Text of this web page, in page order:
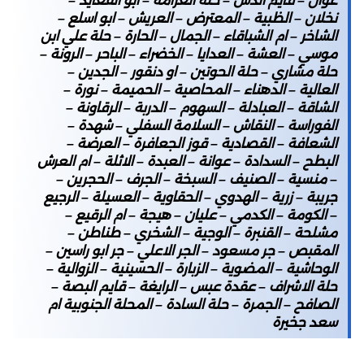
نخلان – الظبية – المعترض – العريش – ابو اسلع –
الشاخر – ام الشباقاء – الجمال – الحارة – حلة علي ابن
موسي – العشة – العدايا – الخضراء – الباحر – الرونة –
حلة مشاري – حلة الحوتين – او دنقور – الجدين –
العالية – الدهناء – المحاصية – الحميمة – نورة –
الشاقة – العبادلة – السهوم – الدربة – الرقاونة –
الفوراسة – النقاش – السلامة السفلي – شهدة –
الشعافة – القصادية – قوز الجعافرة – العرضة –
البطح – السدادة – عوانة – العبدة – الاثلة – ام العرش
– منسية – الصنيف – السبخة – الجرف – الحجرين –
جريبة – زرية – الهدوي – الحقاوية – العسيلة – الرجيع
– الكومة – الكدمي – عليان – هيجة – ام الرقيع –
مشلحة – القنبرة – الوجية – الشخري – طناطن –
المقبص – جر مسعود – الجر الاعلي – جر ابو راسين –
الوحاشية – المضوية – الزبارة – الحسينية – الزوالية –
حلة الاشراف – عقدة عبس – الرايغة – قايم البصة –
الصافح – الجمرة – حلة السادة – المحلة الجنوبية ام
سعد جخيرة